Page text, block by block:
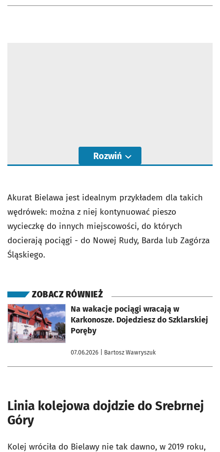
Rozwiń
Akurat Bielawa jest idealnym przykładem dla takich
wędrówek: można z niej kontynuować pieszo
wycieczkę do innych miejscowości, do których
docierają pociągi - do Nowej Rudy, Barda lub Zagórza
Śląskiego.
ZOBACZ RÓWNIEŻ
Na wakacje pociągi wracają w
Karkonosze. Dojedziesz do Szklarskiej
Poręby
07.06.2026 | Bartosz Wawryszuk
otworzy się w nowej karcie
Linia kolejowa dojdzie do Srebrnej
Góry
Kolej wróciła do Bielawy nie tak dawno, w 2019 roku,